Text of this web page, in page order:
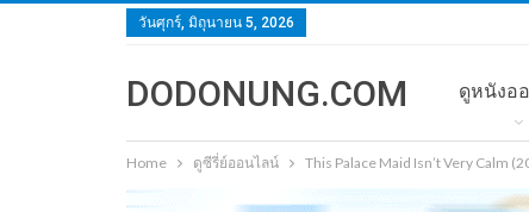
วันศุกร์, มิถุนายน 5, 2026
DODONUNG.COM ดูหนังอ
Home ดูซีรี่ย์ออนไลน์ This Palace Maid Isn’t Very Calm